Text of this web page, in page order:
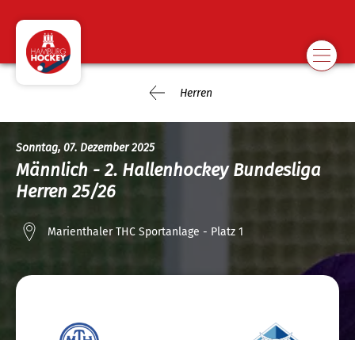
Herren
Sonntag, 07. Dezember 2025
Männlich - 2. Hallenhockey Bundesliga
Herren 25/26
Marienthaler THC Sportanlage - Platz 1